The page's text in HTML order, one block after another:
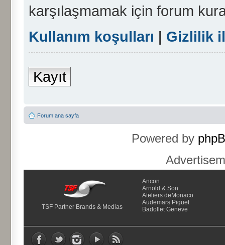
karşılaşmamak için forum
Kullanım koşulları | Gizlilik
Kayıt
Forum ana sayfa
Powered by
TSF Partner Brands & Medias
Ancon
Arnold & Son
Ateliers deMonaco
Audemars Piguet
Badollet Geneve